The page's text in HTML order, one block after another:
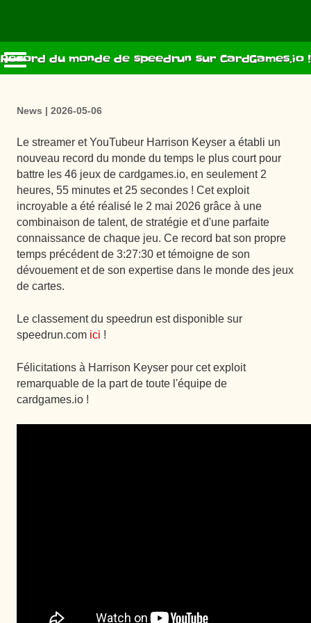
Record du monde de speedrun sur CardGames.io !
News | 2026-05-06
Le streamer et YouTubeur Harrison Keyser a établi un
nouveau record du monde du temps le plus court pour
battre les 46 jeux de cardgames.io, en seulement 2
heures, 55 minutes et 25 secondes ! Cet exploit
incroyable a été réalisé le 2 mai 2026 grâce à une
combinaison de talent, de stratégie et d'une parfaite
connaissance de chaque jeu. Ce record bat son propre
temps précédent de 3:27:30 et témoigne de son
dévouement et de son expertise dans le monde des jeux
de cartes.
Le classement du speedrun est disponible sur
speedrun.com ici !
Félicitations à Harrison Keyser pour cet exploit
remarquable de la part de toute l'équipe de
cardgames.io !